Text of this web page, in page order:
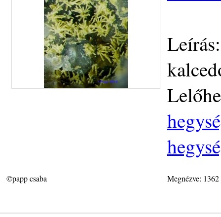
©papp csaba Megnézve: